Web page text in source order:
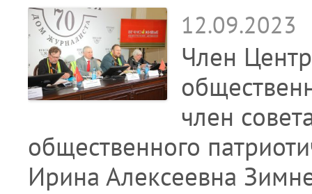
12.09.2023
Член
член
общественного
Ирина Алексеевна